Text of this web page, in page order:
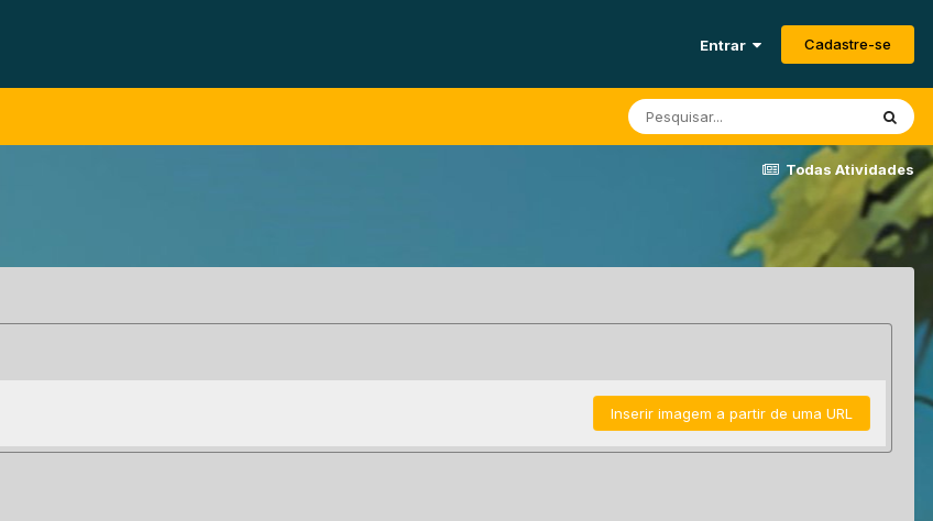
Entrar Cadastre-se
Todas Atividades
Inserir imagem a partir de uma URL